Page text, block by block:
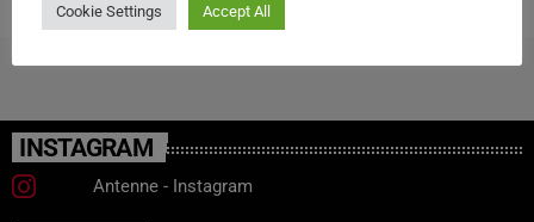
INSTAGRAM
Antenne - Instagram
Cookie Settings Accept All